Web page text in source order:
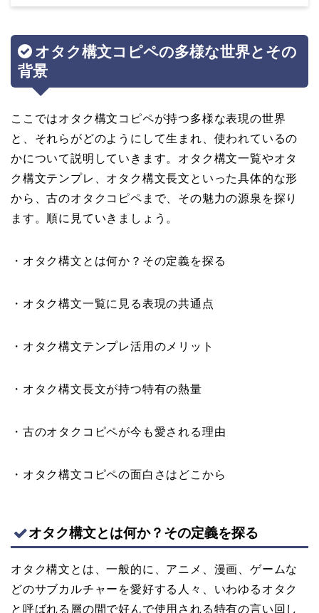
オタク構文コピペの多様な世界とその
背景
ここではオタク構文コピペが持つ多様な表現の世界
と、それらがどのようにして生まれ、使われているの
かについて説明していきます。オタク構文一覧やオタ
ク構文テンプレ、オタク構文長文といった具体的な形
から、古のオタクコピペまで、その魅力の源泉を探り
ます。順に見ていきましょう。
・オタク構文とは何か？その定義を探る
・オタク構文一覧に見る表現の共通点
・オタク構文テンプレ活用のメリット
・オタク構文長文が持つ特有の熱量
・古のオタクコピペが今も愛される理由
・オタク構文コピペの面白さはどこから
オタク構文とは何か？その定義を探る
オタク構文とは、一般的に、アニメ、漫画、ゲームな
どのサブカルチャーを愛好する人々、いわゆるオタク
と呼ばれる層の間で好んで使用される特有の言い回し